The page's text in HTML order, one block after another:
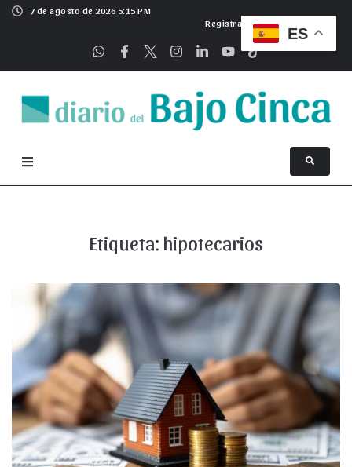
7 de agosto de 2026 5:15 PM
Registrarse
Etiqueta: hipotecarios
ES